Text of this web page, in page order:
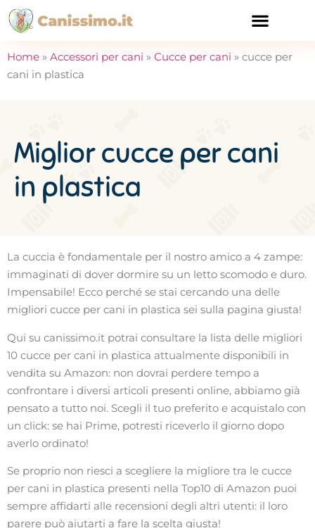
Home » Accessori per cani » Cucce per cani » cucce per
cani in plastica
Miglior cucce per cani
in plastica
La cuccia è fondamentale per il nostro amico a 4 zampe:
immaginati di dover dormire su un letto scomodo e duro.
Impensabile! Ecco perché se stai cercando una delle
migliori cucce per cani in plastica sei sulla pagina giusta!
Qui su canissimo.it potrai consultare la lista delle migliori
10 cucce per cani in plastica attualmente disponibili in
vendita su Amazon: non dovrai perdere tempo a
confrontare i diversi articoli presenti online, abbiamo già
pensato a tutto noi. Scegli il tuo preferito e acquistalo con
un click: se hai Prime, potresti riceverlo il giorno dopo
averlo ordinato!
Se proprio non riesci a scegliere la migliore tra le cucce
per cani in plastica presenti nella Top10 di Amazon puoi
sempre affidarti alle recensioni degli altri utenti: il loro
parere può aiutarti a fare la scelta giusta!